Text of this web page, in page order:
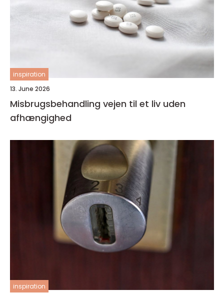
inspiration
13. June 2026
Misbrugsbehandling vejen til et liv uden
afhængighed
inspiration